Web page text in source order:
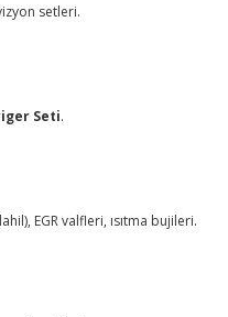
setleri.
Seti.
EGR valfleri, ısıtma bujileri.